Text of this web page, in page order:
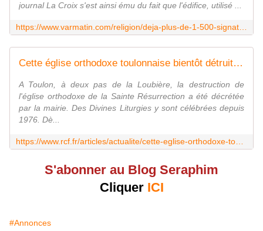
journal La Croix s'est ainsi ému du fait que l'édifice, utilisé ...
Cette église orthodoxe toulonnaise bientôt détruite pour un parking | RCF Méditerranée, RCF Méditerranée est-Var
A Toulon, à deux pas de la Loubière, la destruction de
l'église orthodoxe de la Sainte Résurrection a été décrétée
par la mairie. Des Divines Liturgies y sont célébrées depuis
1976. Dè...
S'abonner au Blog Seraphim
Cliquer ICI
#Annonces